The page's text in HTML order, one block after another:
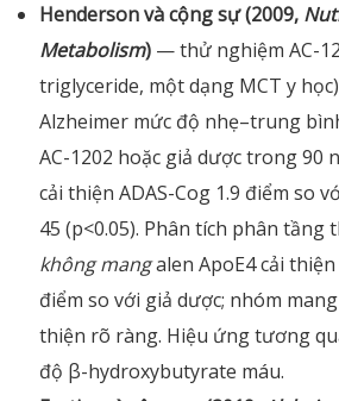
Henderson và cộng sự (2009,
Metabolism) — thử nghiệm AC-
triglyceride, một dạng MCT y
Alzheimer mức độ nhẹ–trung
AC-1202 hoặc giả dược trong 90
cải thiện ADAS-Cog 1.9 điểm so
45 (p<0.05). Phân tích phân tầng
không mangalen ApoE4 cải thiện
điểm so với giả dược; nhóm
thiện rõ ràng. Hiệu ứng tương
độ β-hydroxybutyrate máu.